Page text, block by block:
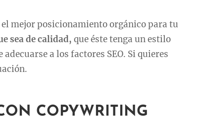
mejor posicionamiento orgánico para tu
sea de calidad, que éste tenga un estilo
a los factores SEO. Si quieres
COPYWRITING